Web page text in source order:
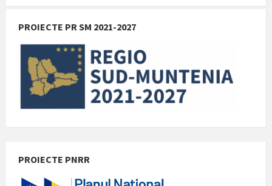
PROIECTE PR SM 2021-2027
PROIECTE PNRR